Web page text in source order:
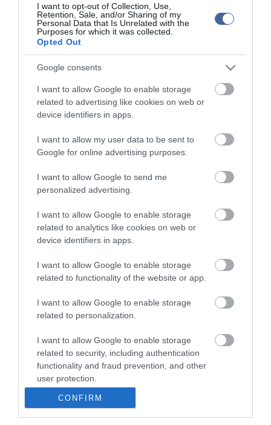
I want to opt-out of Collection, Use,
Retention, Sale, and/or Sharing of my
Personal Data that Is Unrelated with the
Purposes for which it was collected.
Opted Out
Google consents
I want to allow Google to enable storage
related to advertising like cookies on web or
device identifiers in apps.
I want to allow my user data to be sent to
Google for online advertising purposes.
I want to allow Google to send me
personalized advertising.
I want to allow Google to enable storage
related to analytics like cookies on web or
device identifiers in apps.
I want to allow Google to enable storage
related to functionality of the website or app.
I want to allow Google to enable storage
related to personalization.
I want to allow Google to enable storage
related to security, including authentication
functionality and fraud prevention, and other
user protection.
CONFIRM
Otthagyta kabátját a brutális rabló - lebukott
Egy egész pótkocsival lóg a férfi
A BKV vizsgálja, miért szakadt le a díszmennyezet a
Népligetnél
Próba közben csaptak fel a lángok a Kolibri színpadán
Figyelem! A cikkhez hozzáfűzött hozzászólások nem a
kommenteket nem tudja befolyásolni - azok az olvasók személyes véleményét
tartalmazzák.
Kérjük, kulturáltan, mások személyiségi jogainak és jó hírnevének tiszteletben
ma.hu legfrissebb hírei:
Magyar Péter: átfogó energiafejlesztési tervet fogadott el a
kormány
Második világháborús német katonai motorkerékpár
A Tisza-frakció kezdeményezte, hogy jövő kedden legyen
az államfőválasztás
Szomjazó gólyának adott inni egy férfi Tiszakécskénél -
megható pillanatot rögzített a kamera
Megható felvétel: elpusztult borját vitte magával egy
delfinanya